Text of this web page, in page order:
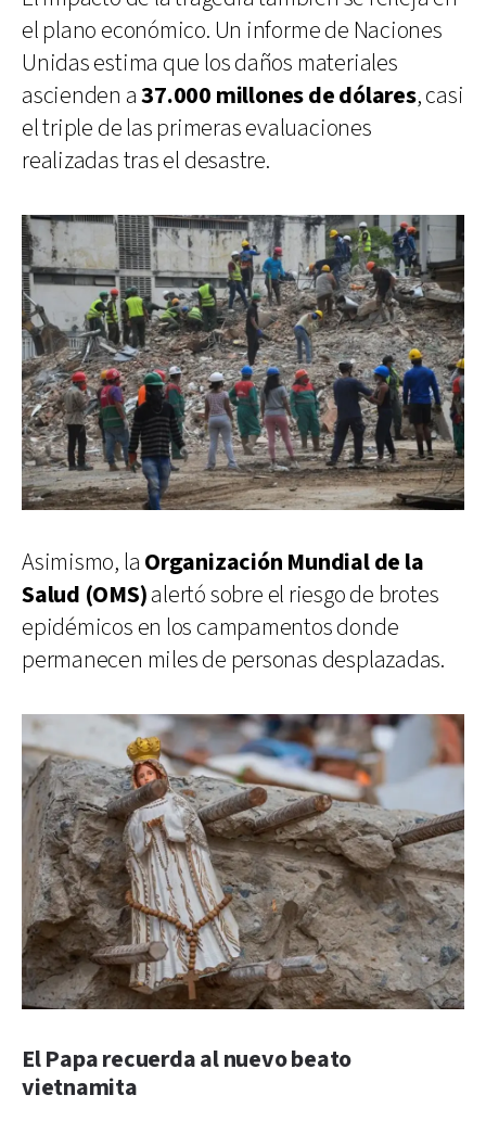
el plano económico. Un informe de Naciones
Unidas estima que los daños materiales
ascienden a37.000 millones de dólares, casi
el triple de las primeras evaluaciones
realizadas tras el desastre.
Asimismo, la Organización Mundial de la
Salud (OMS)alertó sobre el riesgo de brotes
epidémicos en los campamentos donde
permanecen miles de personas desplazadas.
El Papa recuerda al nuevo beato
vietnamita